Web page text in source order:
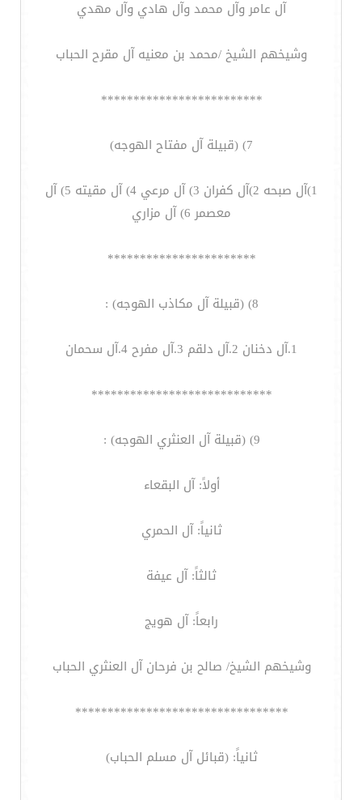
آل عامر وآل محمد وآل هادي وآل مهدي
وشيخهم الشيخ /محمد بن معنيه آل مقرح الحباب
*************************
7) (قبيلة آل مفتاح الهوجه)
1)آل صبحه 2)آل كفران 3) آل مرعي 4) آل مقيته 5) آل
معصمر 6) آل مزاري
***********************
8) (قبيلة آل مكاذب الهوجه) :
1.آل دخنان 2.آل دلقم 3.آل مفرح 4.آل سحمان
****************************
9) (قبيلة آل العنثري الهوجه) :
أولاً: آل البقعاء
ثانياً: آل الحمري
ثالثاً: آل عيفة
رابعاً: آل هويج
وشيخهم الشيخ/ صالح بن فرحان آل العنثري الحباب
*********************************
ثانياً: (قبائل آل مسلم الحباب)